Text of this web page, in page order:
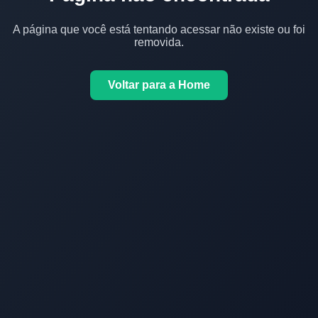
A página que você está tentando acessar não existe ou foi
removida.
Voltar para a Home